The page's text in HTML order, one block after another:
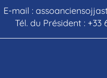
E-mail :
Tél. du Président : +33